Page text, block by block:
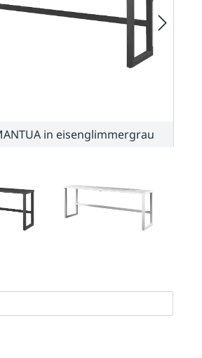
in eisenglimmergrau